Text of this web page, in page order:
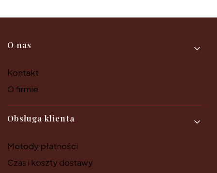
Linki w stopce
O nas
Kontakt
O firmie
Obsługa klienta
Metody płatności
Czas i koszty dostawy